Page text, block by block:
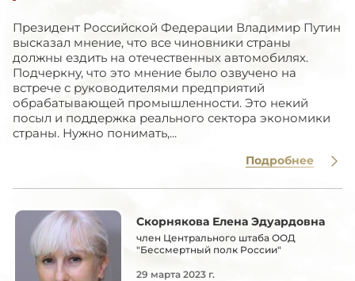
Президент Российской Федерации Владимир Путин
высказал мнение, что все чиновники страны
должны ездить на отечественных автомобилях.
Подчеркну, что это мнение было озвучено на
встрече с руководителями предприятий
обрабатывающей промышленности. Это некий
посыл и поддержка реального сектора экономики
страны. Нужно понимать,...
Подробнее
Скорнякова Елена Эдуардовна
член Центрального штаба ООД
"Бессмертный полк России"
29 марта 2023 г.